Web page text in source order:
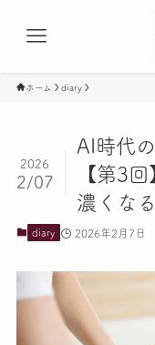
ホーム diary
AI時代
【第3
濃くなる
2026
2/07
diary 2026年2月7日